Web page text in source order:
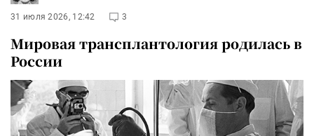
31 июля 2026, 12:42 3
Мировая трансплантология родилась в
России